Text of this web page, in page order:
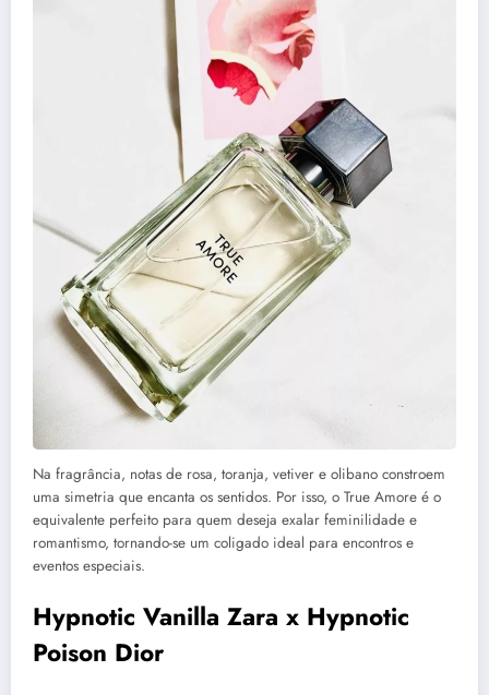
Na fragrância, notas de rosa, toranja, vetiver e olibano constroem
uma simetria que encanta os sentidos. Por isso, o True Amore é o
equivalente perfeito para quem deseja exalar feminilidade e
romantismo, tornando-se um coligado ideal para encontros e
eventos especiais.
Hypnotic Vanilla Zara x Hypnotic
Poison Dior